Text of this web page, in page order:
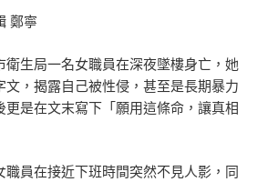
鄭寧
衛生局一名女職員在深夜墜樓身亡，她
文，揭露自己被性侵，甚至是長期暴力
更是在文末寫下「願用這條命，讓真相
職員在接近下班時間突然不見人影，同